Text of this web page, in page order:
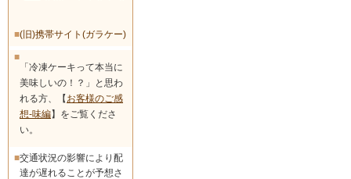
■(旧)携帯サイト(ガラケー)
■
「冷凍ケーキって本当に
美味しいの！？」と思わ
れる方、【 お客様のご感
想-味編】をご覧くださ
い。
■交通状況の影響により配
達が遅れることが予想さ